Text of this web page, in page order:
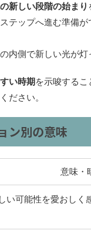
新しい段階の始まり
テップへ進む準備
内側で新しい光が灯
い時期を示唆するこ
ださい。
ン別の意味
意味・
い可能性を愛おしく